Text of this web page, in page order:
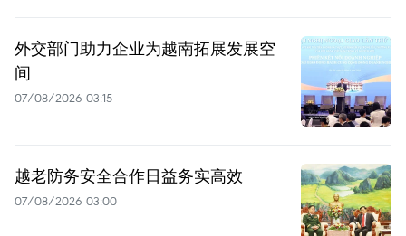
外交部门助力企业为越南拓展发展空
间
07/08/2026 03:15
越老防务安全合作日益务实高效
07/08/2026 03:00